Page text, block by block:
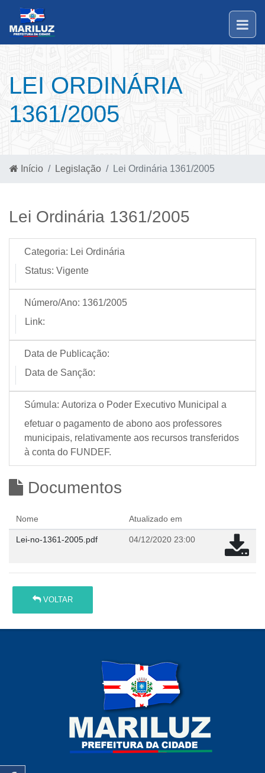
LEI ORDINÁRIA
1361/2005
Início Legislação Lei Ordinária 1361/2005
Lei Ordinária 1361/2005
Categoria: Lei Ordinária
Status: Vigente
Número/Ano: 1361/2005
Link:
Data de Publicação:
Data de Sanção:
Súmula: Autoriza o Poder Executivo Municipal a
efetuar o pagamento de abono aos professores
municipais, relativamente aos recursos transferidos
à conta do FUNDEF.
Documentos
Nome Atualizado em
Lei-no-1361-2005.pdf 04/12/2020 23:00
VOLTAR